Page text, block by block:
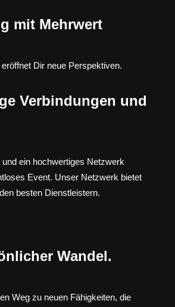
mit Mehrwert
Dir neue Perspektiven.
Verbindungen und
ein hochwertiges Netzwerk
Event. Unser Netzwerk bietet
besten Dienstleistern.
Wandel.
Weg zu neuen Fähigkeiten, die